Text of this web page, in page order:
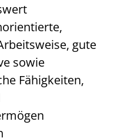
gute
sowie
Fähigkeiten,